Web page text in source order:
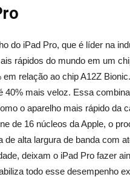
do iPad Pro, que é líder na
rápidos do mundo em um
relação ao chip A12Z
mais veloz. Essa
o aparelho mais rápido da
de 16 núcleos da Apple, o
de alta largura de banda com
deixam o iPad Pro fazer
todo esse desempenho